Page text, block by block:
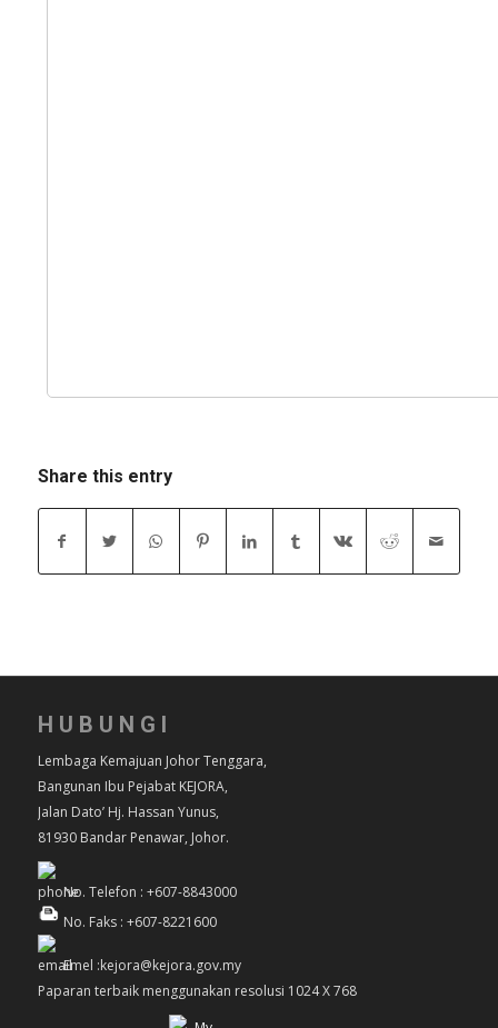
Share this entry
HUBUNGI
Lembaga Kemajuan Johor Tenggara,
Bangunan Ibu Pejabat KEJORA,
Jalan Dato’ Hj. Hassan Yunus,
81930 Bandar Penawar, Johor.
No. Telefon : +607-8843000
No. Faks : +607-8221600
Emel :kejora@kejora.gov.my
Paparan terbaik menggunakan resolusi 1024 X 768